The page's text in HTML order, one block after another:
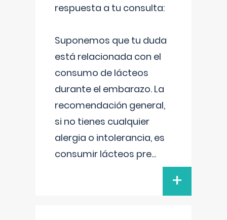
respuesta a tu consulta:
Suponemos que tu duda
está relacionada con el
consumo de lácteos
durante el embarazo. La
recomendación general,
si no tienes cualquier
alergia o intolerancia, es
consumir lácteos pre...
+